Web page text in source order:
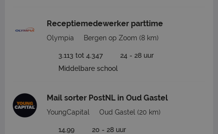
Receptiemedewerker parttime
Olympia Bergen op Zoom (8 km)
3.113 tot 4.347
24 - 28 uur
Middelbare school
Mail sorter PostNL in Oud Gastel
YoungCapital Oud Gastel (20 km)
14,99
20 - 28 uur